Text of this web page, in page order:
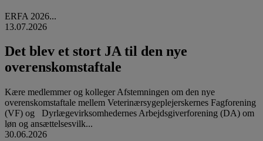
ERFA 2026...
13.07.2026
Det blev et stort JA til den nye
overenskomstaftale
Kære medlemmer og kolleger Afstemningen om den nye
overenskomstaftale mellem Veterinærsygeplejerskernes Fagforening
(VF) og Dyrlægevirksomhedernes Arbejdsgiverforening (DA) om
løn og ansættelsesvilk...
30.06.2026